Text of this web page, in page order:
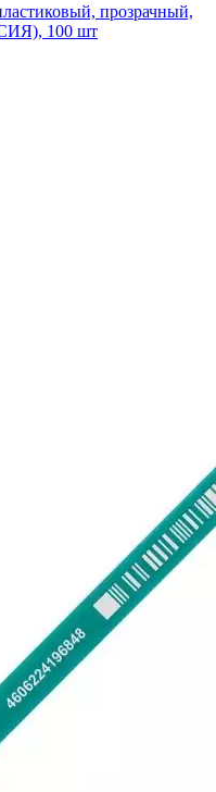
прозрачный,
100 шт